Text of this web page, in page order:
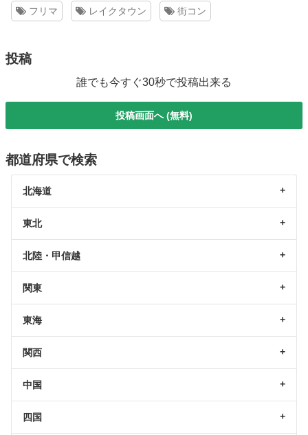
フリマ レイクタウン 街コン
投稿
誰でも今すぐ30秒で投稿出来る
投稿画面へ (無料)
都道府県で検索
北海道
東北
北陸・甲信越
関東
東海
関西
中国
四国